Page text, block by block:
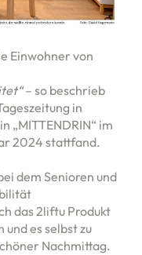
Einwohner von
– so beschrieb
in
„MITTENDRIN“ im
2024 stattfand.
dem Senioren und
das 2liftu Produkt
es selbst zu
Nachmittag.